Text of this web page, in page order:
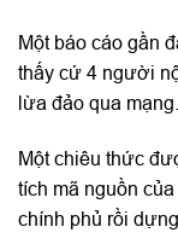
Một báo cáo gần
thấy cứ 4 người
lừa đảo qua mạng.
Một chiêu thức
tích mã nguồn
chính phủ rồi